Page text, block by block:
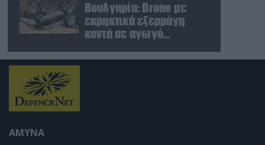
related to security, including authentication
functionality and fraud prevention, and other
user protection.
Βουλγαρία: Drone με
εκρηκτικά εξερράγη
κοντά σε αγωγό
ΑΜΥΝΑ